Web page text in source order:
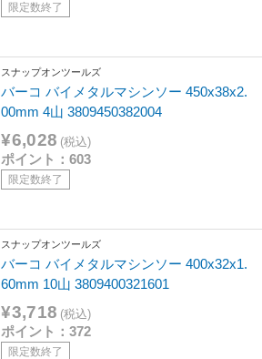
限定数終了
スナップオンツールズ
バーコ バイメタルマシンソー 450x38x2.
00mm 4山 3809450382004
¥6,028 (税込)
ポイント：603
限定数終了
スナップオンツールズ
バーコ バイメタルマシンソー 400x32x1.
60mm 10山 3809400321601
¥3,718 (税込)
ポイント：372
限定数終了